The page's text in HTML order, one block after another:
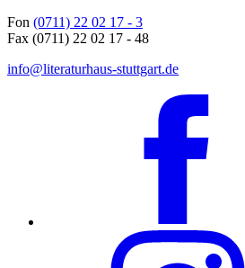
Fon (0711) 22 02 17 - 3
Fax (0711) 22 02 17 - 48
info@literaturhaus-stuttgart.de